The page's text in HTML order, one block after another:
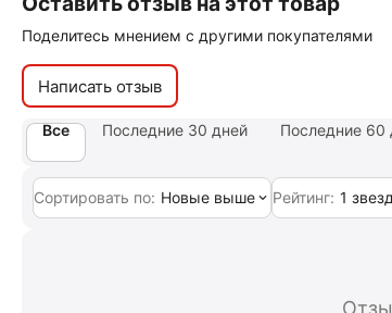
Поделитесь мнением с другими покупателями
Написать отзыв
Все Последние 30 дней Последние 60
Сортировать по: Новые выше Рейтинг: 1